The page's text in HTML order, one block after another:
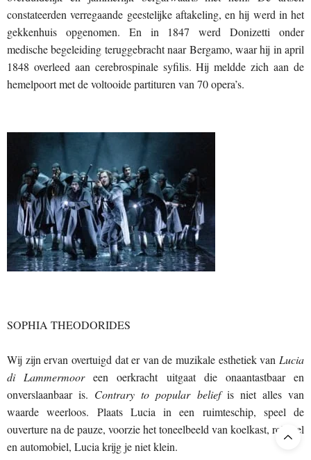
constateerden verregaande geestelijke aftakeling, en hij werd in het
gekkenhuis opgenomen. En in 1847 werd Donizetti onder
medische begeleiding teruggebracht naar Bergamo, waar hij in april
1848 overleed aan cerebrospinale syfilis. Hij meldde zich aan de
hemelpoort met de voltooide partituren van 70 opera’s.
SOPHIA THEODORIDES
Wij zijn ervan overtuigd dat er van de muzikale esthetiek van Lucia
di Lammermooreen oerkracht uitgaat die onaantastbaar en
onverslaanbaar is. Contrary to popular beliefis niet alles van
waarde weerloos. Plaats Lucia in een ruimteschip, speel de
ouverture na de pauze, voorzie het toneelbeeld van koelkast, rolstoel
en automobiel, Lucia krijg je niet klein.